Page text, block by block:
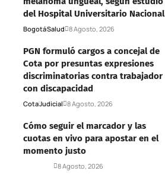
del Hospital Universitario Nacional
BogotáSalud 8 Agosto, 2026
PGN formuló cargos a concejal de
Cota por presuntas expresiones
discriminatorias contra trabajador
con discapacidad
CotaJudicial 8 Agosto, 2026
Cómo seguir el marcador y las
cuotas en vivo para apostar en el
momento justo
8 Agosto, 2026